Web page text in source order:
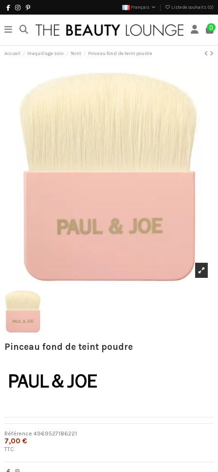
Français Liste de souhaits (0)
0
Accueil Maquillage soin Teint Pinceau fond de teint poudre
Pinceau fond de teint poudre
Référence 4969527186221
7,00 €
TTC